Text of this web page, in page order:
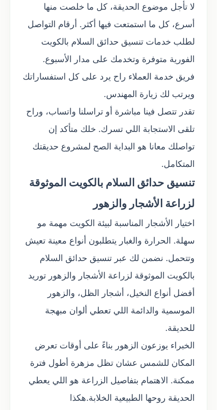
لا تأجل موضوع الحديقة، كل ما خلصت منها
أسرع، كل ما استمتعت فيها أكثر. أرقام التواصل
لطلب خدمات تنسيق حدائق السلام بالكويت
الفورية متوفرة وتخدمك على مدار الأسبوع.
فريق خدمة العملاء راح يرد على كل استفساراتك
ويرتب لك زيارة المهندس.
تقدر تتصل فينا مباشرة أو تراسلنا واتساب، وراح
تلقى الاستجابة اللي تسرك. خلك متأكد إن
تواصلك معانا هو البداية الصح لمشروع حديقتك
المتكامل.
تنسيق حدائق السلام بالكويت الموثوقة
لزراعة الأشجار والزهور
اختيار الأشجار المناسبة لبيئة الكويت مهمة مو
سهلة. الحرارة والغبار يتطلبون أنواع معينة تعيش
وتتحمل. نضمن لك عبر تنسيق حدائق السلام
بالكويت الموثوقة لزراعة الأشجار والزهور توريد
أفضل أنواع النخيل، أشجار الظل، والزهور
الموسمية والدائمة اللي تعطي ألوان مبهجة
للحديقة.
الخبراء يوزعون الزهور بناءً على أوقات تعرض
المكان للشمس عشان تظل مزهرة أطول فترة
ممكنة. الاهتمام بتفاصيل الزراعة هو اللي يعطي
الحديقة روحها الطبيعية الخلابة.هكذا